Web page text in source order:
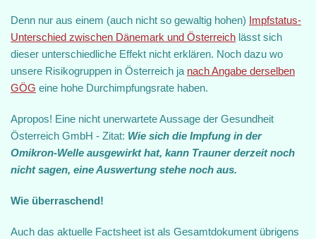
Denn nur aus einem (auch nicht so gewaltig hohen) Impfstatus-
Unterschied zwischen Dänemark und Österreich lässt sich
dieser unterschiedliche Effekt nicht erklären. Noch dazu wo
unsere Risikogruppen in Österreich ja nach Angabe derselben
GÖG eine hohe Durchimpfungsrate haben.
Apropos! Eine nicht unerwartete Aussage der Gesundheit
Österreich GmbH - Zitat: Wie sich die Impfung in der
Omikron-Welle ausgewirkt hat, kann Trauner derzeit noch
nicht sagen, eine Auswertung stehe noch aus.
Wie überraschend!
Auch das aktuelle Factsheet ist als Gesamtdokument übrigens